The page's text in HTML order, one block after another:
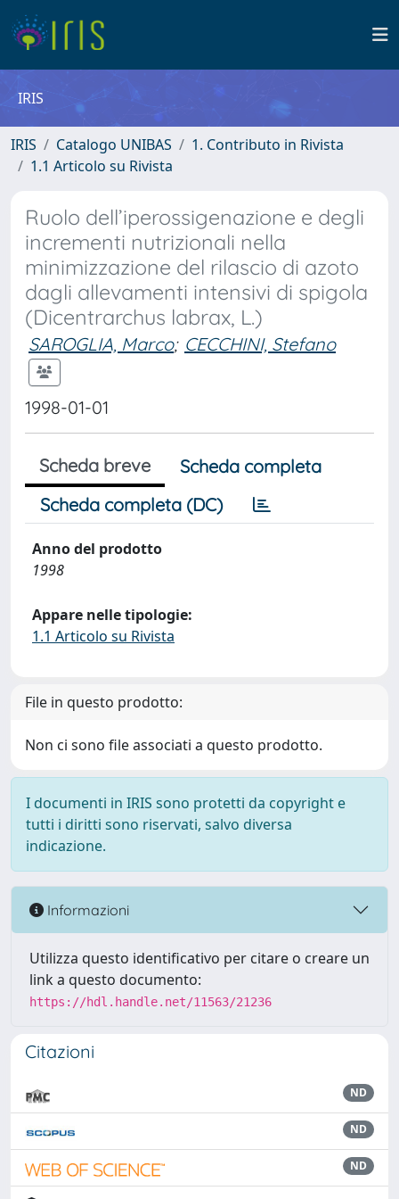
IRIS
IRIS Catalogo UNIBAS
1. Contributo in Rivista
1.1 Articolo su Rivista
Ruolo dell’iperossigenazione e degli
incrementi nutrizionali nella
minimizzazione del rilascio di azoto
dagli allevamenti intensivi di spigola
(Dicentrarchus labrax, L.)
SAROGLIA, Marco; CECCHINI, Stefano
1998-01-01
Scheda breve
Scheda completa
Scheda completa (DC)
Anno del prodotto
1998
Appare nelle tipologie:
1.1 Articolo su Rivista
File in questo prodotto:
Non ci sono file associati a questo prodotto.
I documenti in IRIS sono protetti da copyright e
tutti i diritti sono riservati, salvo diversa
indicazione.
Informazioni
Utilizza questo identificativo per citare o creare un
link a questo documento:
https://hdl.handle.net/11563/21236
Citazioni
ND
ND
ND